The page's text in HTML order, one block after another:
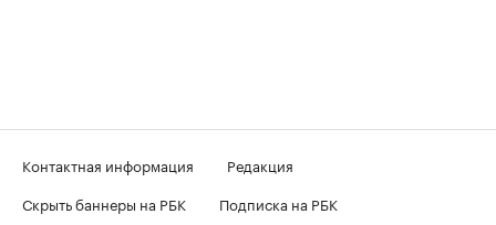
Контактная информация
Редакция
Скрыть баннеры на РБК
Подписка на РБК